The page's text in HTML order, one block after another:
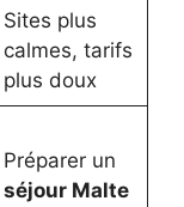
Sites plus
calmes, tarifs
plus doux
Préparer un
séjour Malte